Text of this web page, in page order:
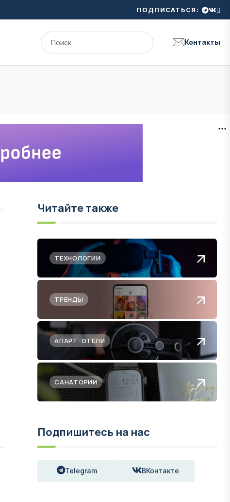
ПОДПИСАТЬСЯ:
Контакты
Читайте также
ТЕХНОЛОГИИ
ТРЕНДЫ
АПАРТ-ОТЕЛИ
САНАТОРИИ
Подпишитесь на нас
Telegram ВКонтакте